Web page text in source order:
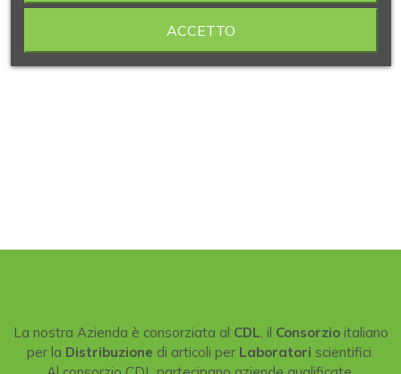
La nostra Azienda è consorziata al CDL , il Consorzioitaliano
per la Distribuzione di articoli per Laboratori scientifici.
ACCETTO